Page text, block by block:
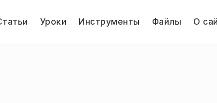
Уроки Инструменты Файлы О